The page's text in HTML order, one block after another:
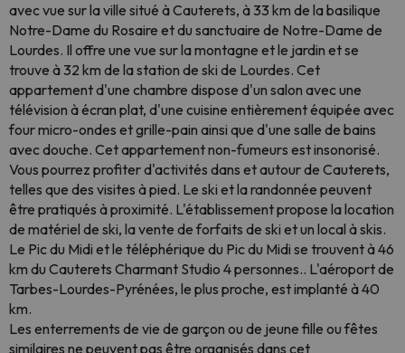
avec vue sur la ville situé à Cauterets, à 33 km de la basilique
Notre-Dame du Rosaire et du sanctuaire de Notre-Dame de
Lourdes. Il offre une vue sur la montagne et le jardin et se
trouve à 32 km de la station de ski de Lourdes. Cet
appartement d'une chambre dispose d'un salon avec une
télévision à écran plat, d'une cuisine entièrement équipée avec
four micro-ondes et grille-pain ainsi que d'une salle de bains
avec douche. Cet appartement non-fumeurs est insonorisé.
Vous pourrez profiter d'activités dans et autour de Cauterets,
telles que des visites à pied. Le ski et la randonnée peuvent
être pratiqués à proximité. L'établissement propose la location
de matériel de ski, la vente de forfaits de ski et un local à skis.
Le Pic du Midi et le téléphérique du Pic du Midi se trouvent à 46
km du Cauterets Charmant Studio 4 personnes.. L'aéroport de
Tarbes-Lourdes-Pyrénées, le plus proche, est implanté à 40
km.
Les enterrements de vie de garçon ou de jeune fille ou fêtes
similaires ne peuvent pas être organisés dans cet